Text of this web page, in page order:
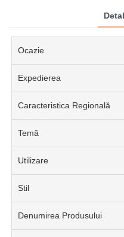
Ocazie
Expedierea
Caracteristica Regională
Temă
Utilizare
Stil
Denumirea Produsului